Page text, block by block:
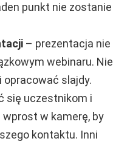
punkt nie zostanie
– prezentacja nie
webinaru. Nie
opracować slajdy.
się uczestnikom i
w kamerę, by
kontaktu. Inni